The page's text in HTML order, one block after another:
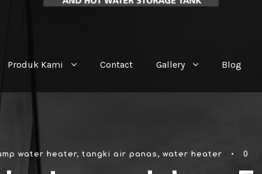
Produk Kami Contact Gallery Blog
water heater, tangki air panas , water heater • 0